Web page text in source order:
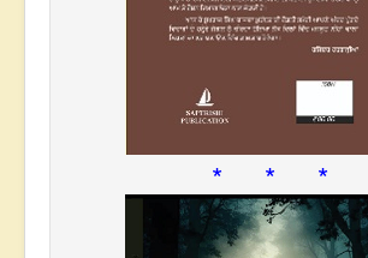
* * *